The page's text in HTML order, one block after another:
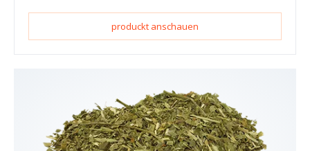
produckt anschauen